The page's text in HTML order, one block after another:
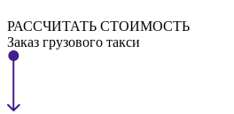
РАССЧИТАТЬ СТОИМОСТЬ
Заказ грузового такси